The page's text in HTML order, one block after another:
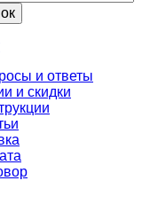
и ответы
и скидки